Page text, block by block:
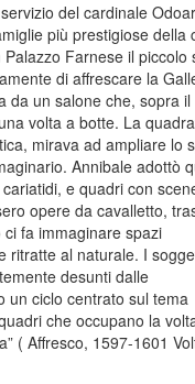
del cardinale
più prestigiose della
Farnese il piccolo
di affrescare la
da un salone che, sopra il
volta a botte. La
mirava ad ampliare lo
Annibale adottò
e quadri con
opere da cavalletto,
fa immaginare spazi
ritratte al naturale. I
desunti dalle
un ciclo centrato sul tema
che occupano la
( Affresco, 1597-1601